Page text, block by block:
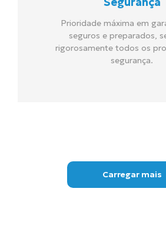
Prioridade máxima em
seguros e preparados,
rigorosamente todos os
segurança.
Carregar mais